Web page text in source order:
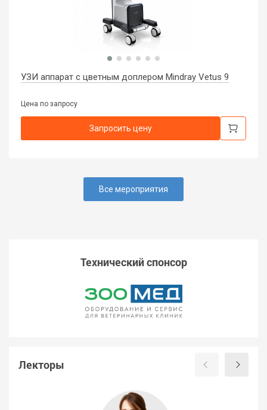
Технический спонсор
Лекторы
УЗИ аппарат с цветным доплером Mindray Vetus 9
Цена по запросу
Запросить цену
Все мероприятия